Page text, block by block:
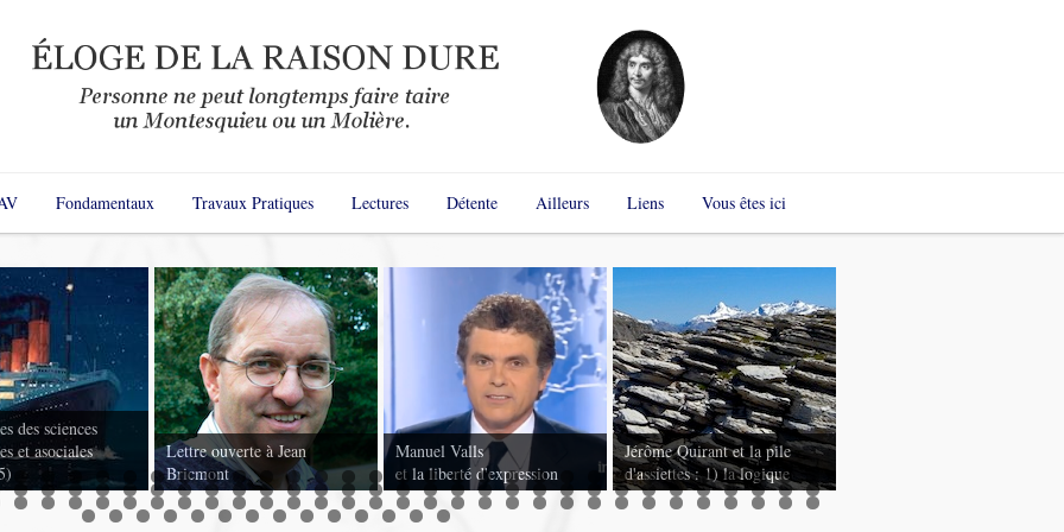
Fondamentaux Travaux Pratiques Lectures Détente Ailleurs Liens Vous êtes ici
des sciences
et asociales
Lettre ouverte à Jean
Bricmont
Manuel Valls
et la liberté d'expression
Jérôme Quirant et la pile
d'assiettes : 1) la logique